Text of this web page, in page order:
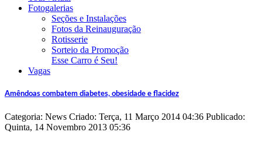
Fotogalerias
Seções e Instalações
Fotos da Reinauguração
Rotisserie
Sorteio da Promoção
Esse Carro é Seu!
Vagas
Amêndoas combatem diabetes, obesidade e flacidez
Categoria: News Criado: Terça, 11 Março 2014 04:36 Publicado:
Quinta, 14 Novembro 2013 05:36